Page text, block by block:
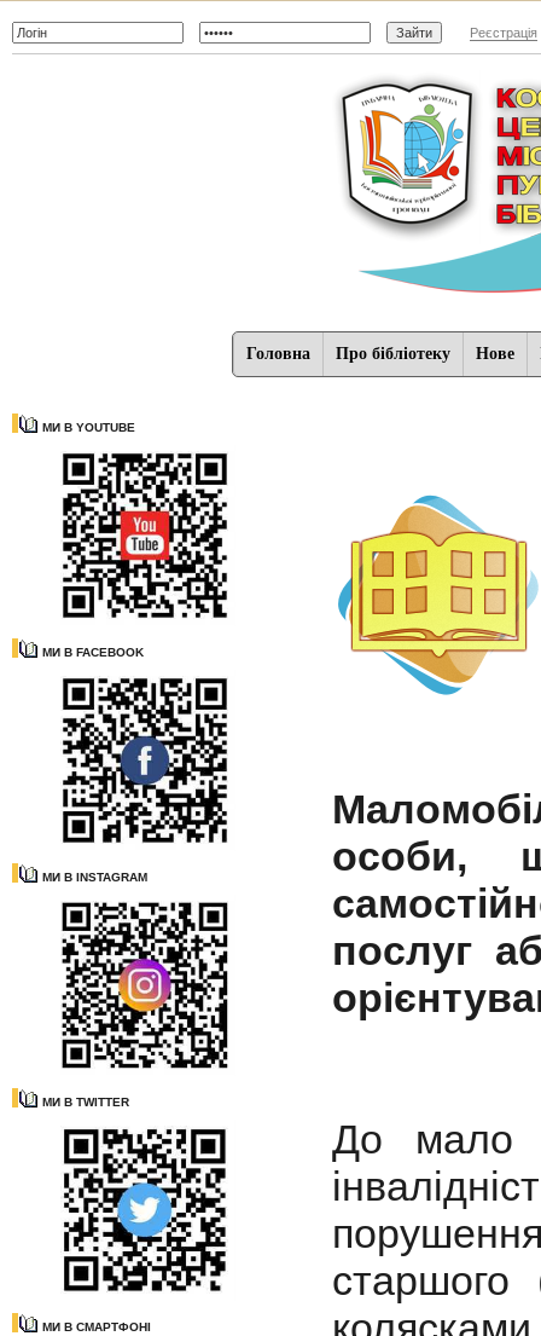
Реєстрація
Головна Про бібліотеку Нове
МИ В YOUTUBE
МИ В FACEBOOK
МИ В INSTAGRAM
МИ В TWITTER
МИ В СМАРТФОНІ
особи,
послуг
До мало
старшого